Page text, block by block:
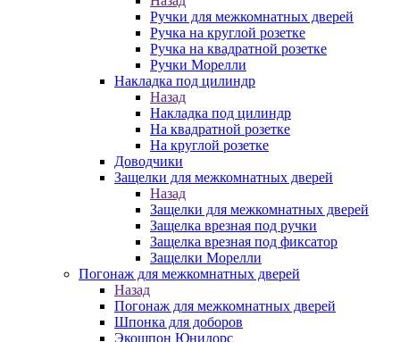
Ручки для межкомнатных дверей
Ручка на круглой розетке
Ручка на квадратной розетке
Ручки Морелли
Накладка под цилиндр
Назад
Накладка под цилиндр
На квадратной розетке
На круглой розетке
Доводчики
Защелки для межкомнатных дверей
Назад
Защелки для межкомнатных дверей
Защелка врезная под ручки
Защелка врезная под фиксатор
Защелки Морелли
Погонаж для межкомнатных дверей
Назад
Погонаж для межкомнатных дверей
Шпонка для доборов
Экошпон Юнидорс